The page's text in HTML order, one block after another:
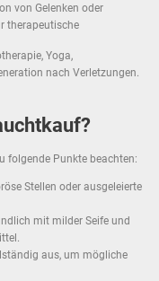
von Gelenken oder
therapeutische
Yoga,
nach Verletzungen.
folgende Punkte beachten:
Stellen oder ausgeleierte
mit milder Seife und
aus, um mögliche